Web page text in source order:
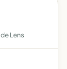
Lens